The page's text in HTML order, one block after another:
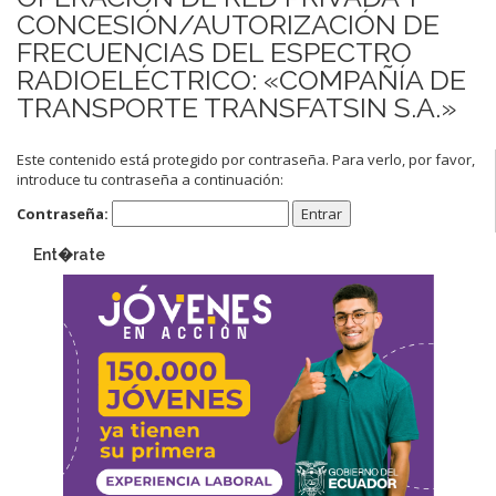
CONCESIÓN/AUTORIZACIÓN DE
FRECUENCIAS DEL ESPECTRO
RADIOELÉCTRICO: «COMPAÑÍA DE
TRANSPORTE TRANSFATSIN S.A.»
Este contenido está protegido por contraseña. Para verlo, por favor,
introduce tu contraseña a continuación:
Contraseña:
Ent�rate